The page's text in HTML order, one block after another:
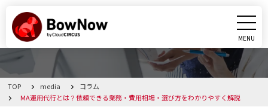
MENU
CLOSE
BowNowとは
TOP media
コラム
MA運用代行とは？依頼できる業務・費用相場・選び方をわかりやすく解説